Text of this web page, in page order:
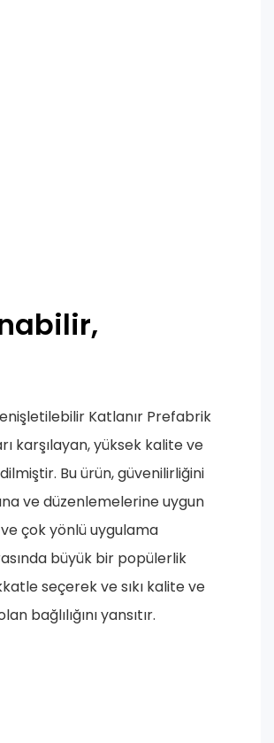
Katlanır Prefabrik
karşılayan, yüksek kalite ve
Bu ürün, güvenilirliğini
ve düzenlemelerine uygun
çok yönlü uygulama
büyük bir popülerlik
seçerek ve sıkı kalite ve
bağlılığını yansıtır.